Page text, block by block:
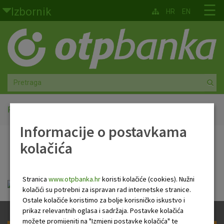
Skoči na glavni sadržaj
Izbornik
Građani
Privatno bankarstvo
Agro
Mala poduzeća i obrtnici
Srednja i velika poduzeća
Faktoring
O nama
☰
HR EN
Početna
Savjet za poduzetnike
Savjet za poduzetnike.pdf
Informacije o postavkama
kolačića
Stranica www.otpbanka.hrkoristi kolačiće (cookies). Nužni
kolačići su potrebni za ispravan rad internetske stranice.
Ostale kolačiće koristimo za bolje korisničko iskustvo i
prikaz relevantnih oglasa i sadržaja. Postavke kolačića
možete promijeniti na "Izmjeni postavke kolačića" te